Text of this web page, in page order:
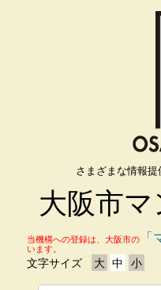
さまざまな情報
大阪市
当機構への登録は、大阪市の
います。
文字サイズ 大 中 小